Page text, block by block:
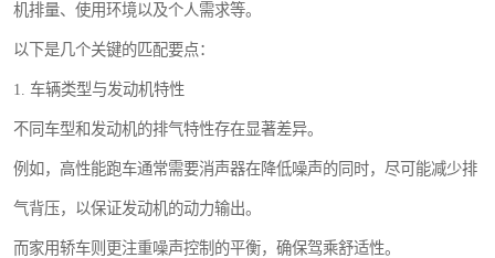
机排量、使用环境以及个人需求等。
以下是几个关键的匹配要点：
1. 车辆类型与发动机特性
不同车型和发动机的排气特性存在显著差异。
例如，高性能跑车通常需要消声器在降低噪声的同时，尽可能减少排
气背压，以保证发动机的动力输出。
而家用轿车则更注重噪声控制的平衡，确保驾乘舒适性。